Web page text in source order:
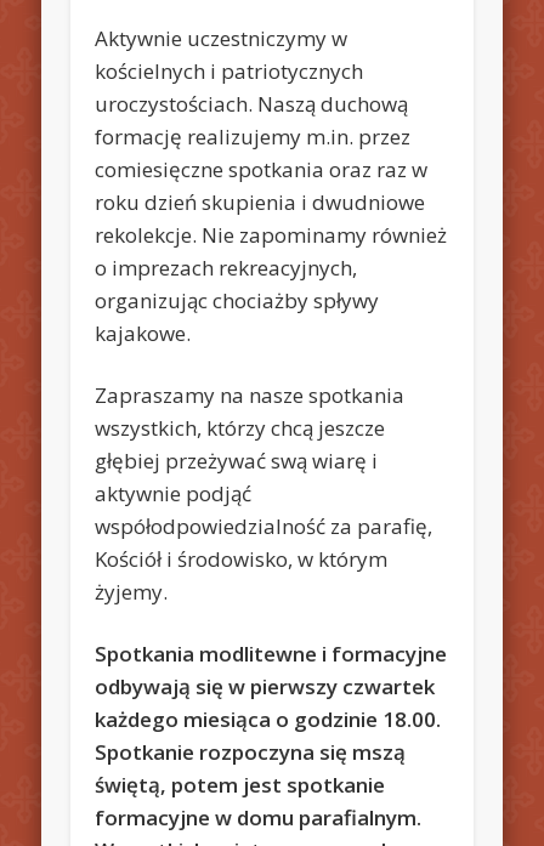
Aktywnie uczestniczymy w
kościelnych i patriotycznych
uroczystościach. Naszą duchową
formację realizujemy m.in. przez
comiesięczne spotkania oraz raz w
roku dzień skupienia i dwudniowe
rekolekcje. Nie zapominamy również
o imprezach rekreacyjnych,
organizując chociażby spływy
kajakowe.
Zapraszamy na nasze spotkania
wszystkich, którzy chcą jeszcze
głębiej przeżywać swą wiarę i
aktywnie podjąć
współodpowiedzialność za parafię,
Kościół i środowisko, w którym
żyjemy.
Spotkania modlitewne i formacyjne
odbywają się w pierwszy czwartek
każdego miesiąca o godzinie 18.00.
Spotkanie rozpoczyna się mszą
świętą, potem jest spotkanie
formacyjne w domu parafialnym.